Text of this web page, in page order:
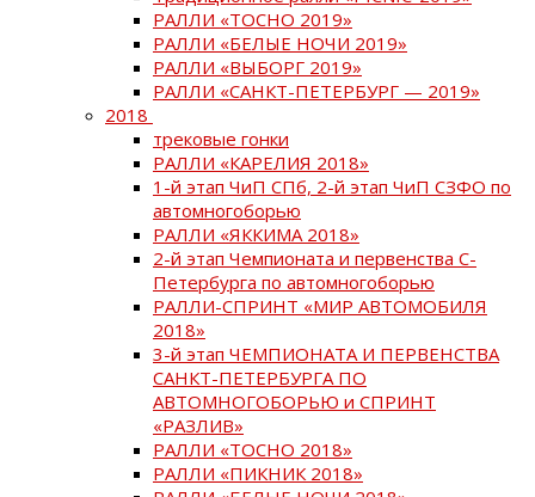
РАЛЛИ «ТОСНО 2019»
РАЛЛИ «БЕЛЫЕ НОЧИ 2019»
РАЛЛИ «ВЫБОРГ 2019»
РАЛЛИ «САНКТ-ПЕТЕРБУРГ — 2019»
2018
трековые гонки
РАЛЛИ «КАРЕЛИЯ 2018»
1-й этап ЧиП СПб, 2-й этап ЧиП СЗФО по
автомногоборью
РАЛЛИ «ЯККИМА 2018»
2-й этап Чемпионата и первенства С-
Петербурга по автомногоборью
РАЛЛИ-СПРИНТ «МИР АВТОМОБИЛЯ
2018»
3-й этап ЧЕМПИОНАТА И ПЕРВЕНСТВА
САНКТ-ПЕТЕРБУРГА ПО
АВТОМНОГОБОРЬЮ и СПРИНТ
«РАЗЛИВ»
РАЛЛИ «ТОСНО 2018»
РАЛЛИ «ПИКНИК 2018»